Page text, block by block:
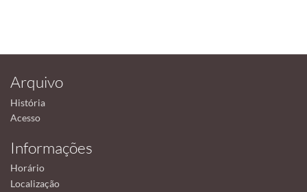
Arquivo
História
Acesso
Informações
Horário
Localização